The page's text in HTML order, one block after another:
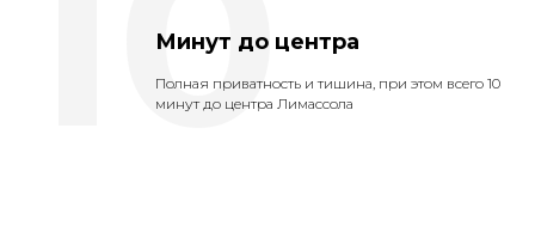
Минут до центра
Полная приватность и тишина, при этом всего 10
минут до центра Лимассола